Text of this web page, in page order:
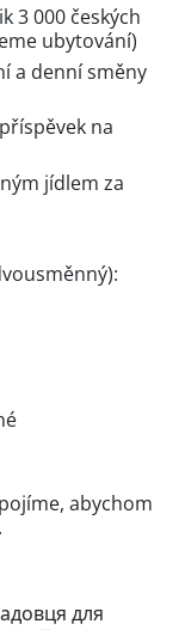
3 000 českých
ubytování)
a denní směny
na
jídlem za
abychom
для